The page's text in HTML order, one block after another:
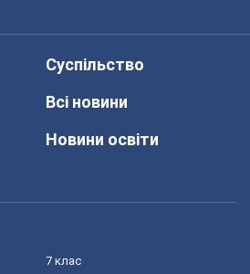
Суспільство
Всі новини
Новини освіти
7 клас